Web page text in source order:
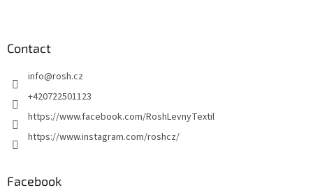
Contact
info@rosh.cz
+420722501123
https://www.facebook.com/RoshLevnyTextil
https://www.instagram.com/roshcz/
Facebook